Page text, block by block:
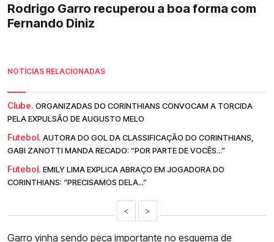
Rodrigo Garro recuperou a boa forma com
Fernando Diniz
NOTÍCIAS RELACIONADAS
Clube. ORGANIZADAS DO CORINTHIANS CONVOCAM A TORCIDA
PELA EXPULSÃO DE AUGUSTO MELO
Futebol. AUTORA DO GOL DA CLASSIFICAÇÃO DO CORINTHIANS,
GABI ZANOTTI MANDA RECADO: “POR PARTE DE VOCÊS...”
Futebol. EMILY LIMA EXPLICA ABRAÇO EM JOGADORA DO
CORINTHIANS: “PRECISAMOS DELA...”
< >
Garro vinha sendo peça importante no esquema de